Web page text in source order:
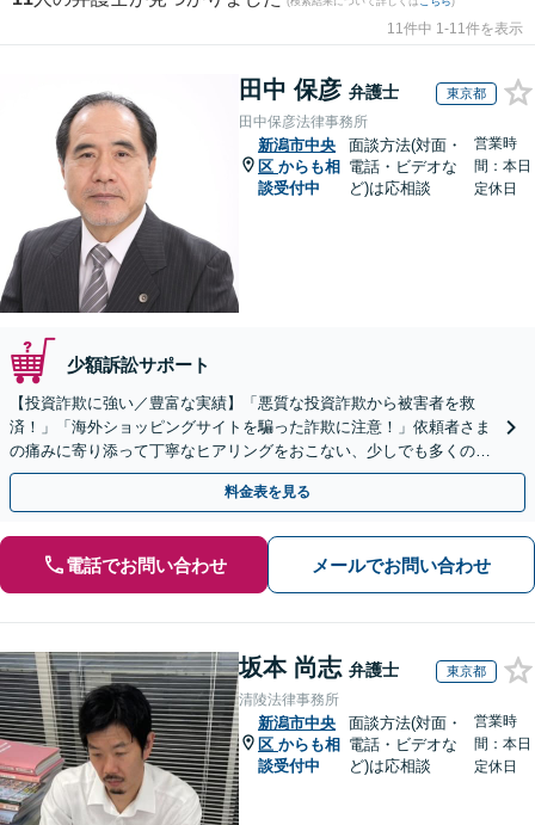
11件中 1-11件を表示
田中 保彦 弁護士 東京都
田中保彦法律事務所
新潟市中央
区 からも相
談受付中
面談方法(対面・
電話・ビデオな
ど)は応相談
営業時
間：本日
定休日
少額訴訟サポート
【投資詐欺に強い／豊富な実績】「悪質な投資詐欺から被害者を救
済！」「海外ショッピングサイトを騙った詐欺に注意！」依頼者さま
の痛みに寄り添って丁寧なヒアリングをおこない、少しでも多くの返
金が得られるよう尽力します！
料金表を見る
電話でお問い合わせ メールでお問い合わせ
坂本 尚志 弁護士 東京都
清陵法律事務所
新潟市中央
区 からも相
談受付中
面談方法(対面・
電話・ビデオな
ど)は応相談
営業時
間：本日
定休日